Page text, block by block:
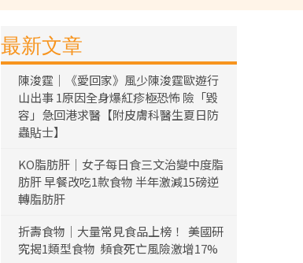
最新文章
陳浚霆｜《愛回家》風少陳浚霆歐遊行
山出事 1原因全身爆紅疹極恐怖 險「毀
容」急回港求醫【附皮膚科醫生夏日防
蟲貼士】
KO脂肪肝｜女子每日食三文治變中度脂
肪肝 早餐改吃1款食物 半年激減15磅逆
轉脂肪肝
折壽食物｜大量常見食品上榜！ 美國研
究揭1類型食物 頻食死亡風險激增17%